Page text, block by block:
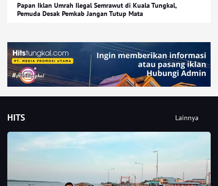
Papan Iklan Umrah Ilegal Semrawut di Kuala Tungkal,
Pemuda Desak Pemkab Jangan Tutup Mata
HITS Lainnya